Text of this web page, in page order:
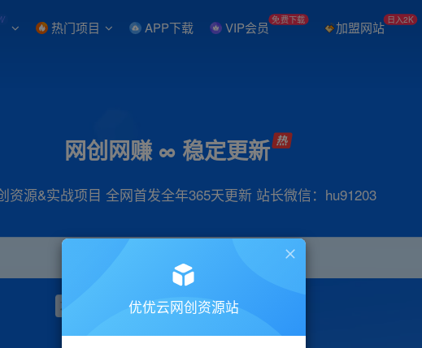
热门项目 APP下载 VIP会员 免费下载 加盟网站 日入2K
网创网赚 ∞ 稳定更新
资源&实战项目 全网首发全年365天更新 站长微信：hu91203
项目 引流 小红书 短视频
优优云网创资源站